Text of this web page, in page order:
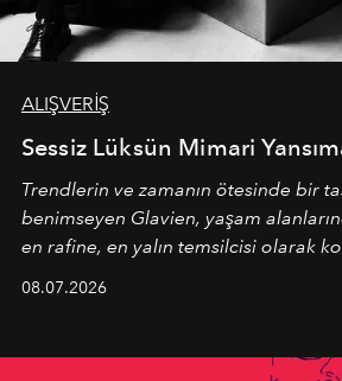
ALIŞVERİŞ
Sessiz Lüksün Mimari
Trendlerin ve zamanın ötesinde bir
benimseyen Glavien, yaşam
en rafine, en yalın temsilcisi olarak
08.07.2026